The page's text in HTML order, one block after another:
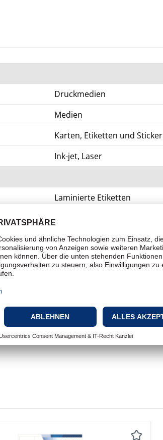
Druckmedien
Medien
Karten, Etiketten und Sticker
Ink-jet, Laser
Laminierte Etiketten
2400 Etikett(en)
66 x 33.8 mm
Matt
100 Bogen
24